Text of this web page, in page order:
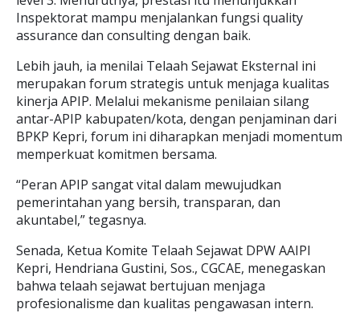
Inspektorat mampu menjalankan fungsi quality
assurance dan consulting dengan baik.
Lebih jauh, ia menilai Telaah Sejawat Eksternal ini
merupakan forum strategis untuk menjaga kualitas
kinerja APIP. Melalui mekanisme penilaian silang
antar-APIP kabupaten/kota, dengan penjaminan dari
BPKP Kepri, forum ini diharapkan menjadi momentum
memperkuat komitmen bersama.
“Peran APIP sangat vital dalam mewujudkan
pemerintahan yang bersih, transparan, dan
akuntabel,” tegasnya.
Senada, Ketua Komite Telaah Sejawat DPW AAIPI
Kepri, Hendriana Gustini, Sos., CGCAE, menegaskan
bahwa telaah sejawat bertujuan menjaga
profesionalisme dan kualitas pengawasan intern.